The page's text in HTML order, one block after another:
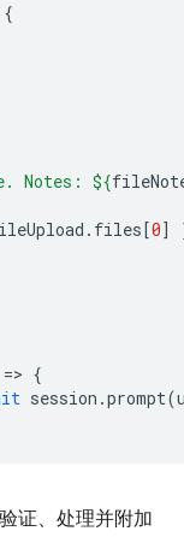
{
Notes: ${
. files[0]
=> {
session .prompt(
证、处理并附加